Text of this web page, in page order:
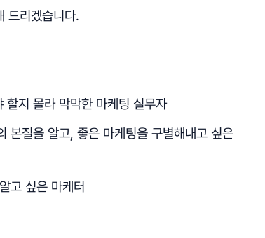
드리겠습니다.
할지 몰라 막막한 마케팅 실무자
본질을 알고, 좋은 마케팅을 구별해내고 싶은
고 싶은 마케터